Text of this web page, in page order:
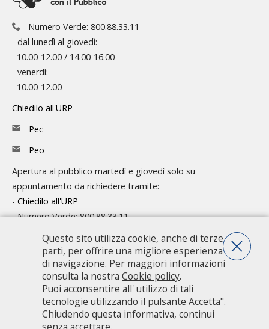
Numero Verde: 800.88.33.11
- dal lunedì al giovedì:
10.00-12.00 / 14.00-16.00
- venerdì:
10.00-12.00
Chiedilo all'URP
Pec
Peo
Apertura al pubblico martedì e giovedì solo su
appuntamento da richiedere tramite:
- Chiedilo all'URP
- Numero Verde: 800.88.33.11
Consulta l'organigramma
Accedi agli atti
Guida pratica ai servizi e alla modulistica
Città metropolitana di Milano - Via Vivaio, 1 - 20122 Milano - centralino
Questo sito utilizza cookie, anche di terze
parti, per offrire una migliore esperienza
di navigazione. Per maggiori informazioni
consulta la nostra Cookie policy.
Puoi acconsentire all' utilizzo di tali
tecnologie utilizzando il pulsante Accetta".
Chiudendo questa informativa, continui